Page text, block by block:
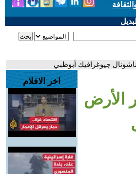
جيوغرافيك أبوظبي
الأرض
اخر الافلام